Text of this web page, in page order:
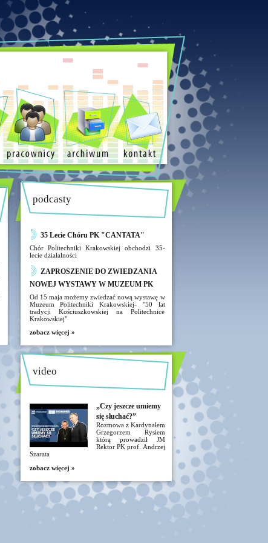
podcasty
35 Lecie Chóru PK "CANTATA"
Chór Politechniki Krakowskiej obchodzi 35-
lecie działalności
ZAPROSZENIE DO ZWIEDZANIA
NOWEJ WYSTAWY W MUZEUM PK
Od 15 maja możemy zwiedzać nową wystawę w
Muzeum Politechniki Krakowskiej- "50 lat
tradycji Kościuszkowskiej na Politechnice
Krakowskiej"
zobacz więcej »
video
„Czy jeszcze umiemy
się słuchać?”
Rozmowa z Kardynałem
Grzegorzem Rysiem
którą prowadził JM
Rektor PK prof. Andrzej
Szarata
zobacz więcej »